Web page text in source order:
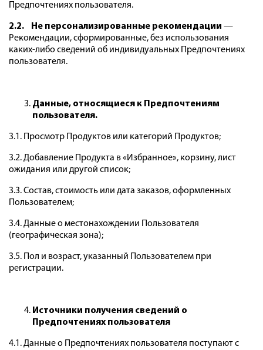
Предпочтениях пользователя.
2.2. Не персонализированные рекомендации —
Рекомендации, сформированные, без использования
каких-либо сведений об индивидуальных Предпочтениях
пользователя.
Данные, относящиеся к Предпочтениям
пользователя.
3.1. Просмотр Продуктов или категорий Продуктов;
3.2. Добавление Продукта в «Избранное», корзину, лист
ожидания или другой список;
3.3. Состав, стоимость или дата заказов, оформленных
Пользователем;
3.4. Данные о местонахождении Пользователя
(географическая зона);
3.5. Пол и возраст, указанный Пользователем при
регистрации.
Источники получения сведений о
Предпочтениях пользователя
4.1. Данные о Предпочтениях пользователя поступают с